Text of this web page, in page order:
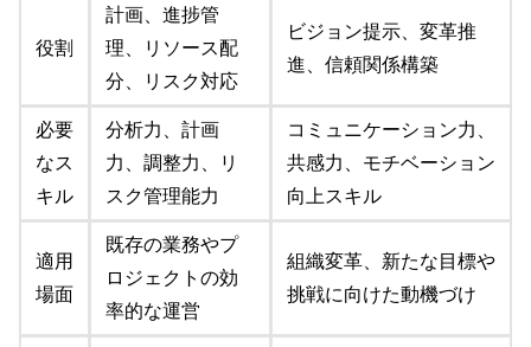
役割
計画、進捗管
理、リソース配
分、リスク対応
ビジョン提示、変革推
進、信頼関係構築
必要
なス
キル
分析力、計画
力、調整力、リ
スク管理能力
コミュニケーション力、
共感力、モチベーション
向上スキル
適用
場面
既存の業務やプ
ロジェクトの効
率的な運営
組織変革、新たな目標や
挑戦に向けた動機づけ